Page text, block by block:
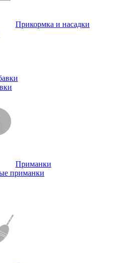
Прикормка и насадки
Приманки
приманки